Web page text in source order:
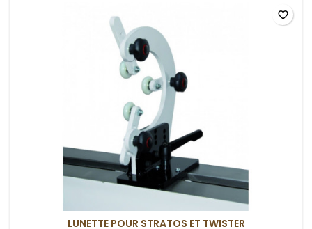
LUNETTE POUR STRATOS ET TWISTER
favorite_border